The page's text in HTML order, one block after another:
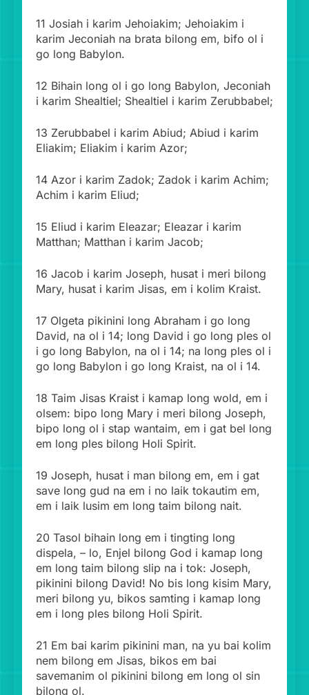
11 Josiah i karim Jehoiakim; Jehoiakim i
karim Jeconiah na brata bilong em, bifo ol i
go long Babylon.
12 Bihain long ol i go long Babylon, Jeconiah
i karim Shealtiel; Shealtiel i karim Zerubbabel;
13 Zerubbabel i karim Abiud; Abiud i karim
Eliakim; Eliakim i karim Azor;
14 Azor i karim Zadok; Zadok i karim Achim;
Achim i karim Eliud;
15 Eliud i karim Eleazar; Eleazar i karim
Matthan; Matthan i karim Jacob;
16 Jacob i karim Joseph, husat i meri bilong
Mary, husat i karim Jisas, em i kolim Kraist.
17 Olgeta pikinini long Abraham i go long
David, na ol i 14; long David i go long ples ol
i go long Babylon, na ol i 14; na long ples ol i
go long Babylon i go long Kraist, na ol i 14.
18 Taim Jisas Kraist i kamap long wold, em i
olsem: bipo long Mary i meri bilong Joseph,
bipo long ol i stap wantaim, em i gat bel long
em long ples bilong Holi Spirit.
19 Joseph, husat i man bilong em, em i gat
save long gud na em i no laik tokautim em,
em i laik lusim em long taim bilong nait.
20 Tasol bihain long em i tingting long
dispela, – lo, Enjel bilong God i kamap long
em long taim bilong slip na i tok: Joseph,
pikinini bilong David! No bis long kisim Mary,
meri bilong yu, bikos samting i kamap long
em i long ples bilong Holi Spirit.
21 Em bai karim pikinini man, na yu bai kolim
nem bilong em Jisas, bikos em bai
savemanim ol pikinini bilong em long ol sin
bilong ol.